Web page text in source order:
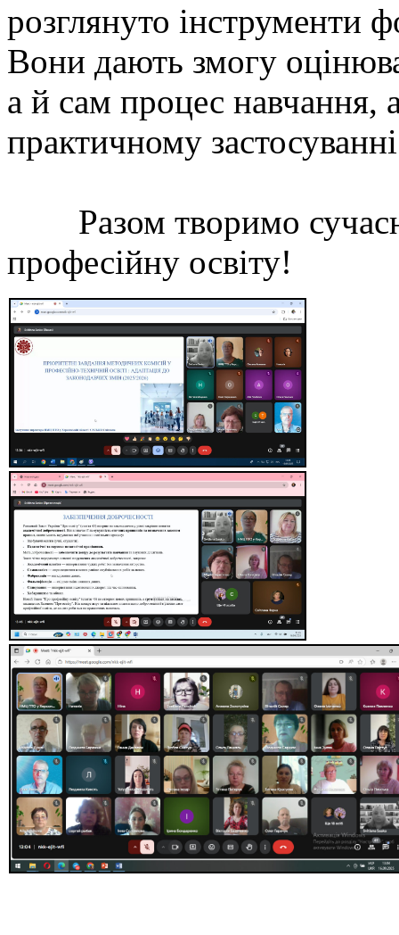
розглянуто інструменти
Вони дають змогу
а й сам процес навчання,
практичному
Разом творимо
професійну освіту!